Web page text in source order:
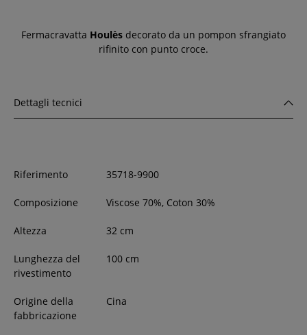
Fermacravatta Houlès decorato da un pompon sfrangiato
rifinito con punto croce.
Dettagli tecnici
Riferimento 35718-9900
Composizione Viscose 70%, Coton 30%
Altezza 32 cm
Lunghezza del
rivestimento
100 cm
Origine della
fabbricazione
Cina